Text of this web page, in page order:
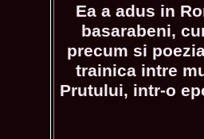
Ea a adus in
basarabeni,
precum si
trainica intre
Prutului, intr-o